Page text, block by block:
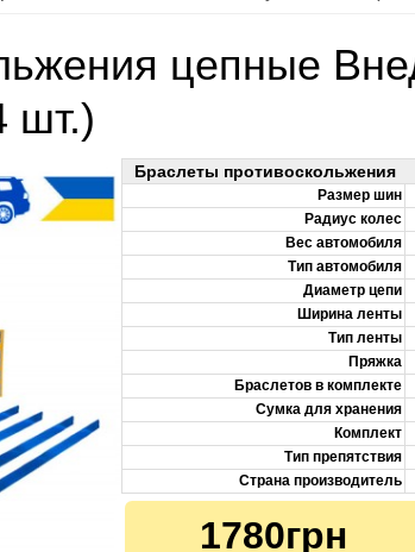
цепные
шт.)
Браслеты противоскольжения
Размер шин
Радиус колес
Вес автомобиля
Тип автомобиля
Диаметр цепи
Ширина ленты
Тип ленты
Пряжка
Браслетов в комплекте
Сумка для хранения
Комплект
Тип препятствия
Страна производитель
1780грн